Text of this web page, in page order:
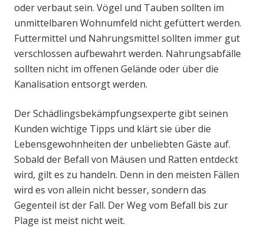
oder verbaut sein. Vögel und Tauben sollten im
unmittelbaren Wohnumfeld nicht gefüttert werden.
Futtermittel und Nahrungsmittel sollten immer gut
verschlossen aufbewahrt werden. Nahrungsabfälle
sollten nicht im offenen Gelände oder über die
Kanalisation entsorgt werden.
Der Schädlingsbekämpfungsexperte gibt seinen
Kunden wichtige Tipps und klärt sie über die
Lebensgewohnheiten der unbeliebten Gäste auf.
Sobald der Befall von Mäusen und Ratten entdeckt
wird, gilt es zu handeln. Denn in den meisten Fällen
wird es von allein nicht besser, sondern das
Gegenteil ist der Fall. Der Weg vom Befall bis zur
Plage ist meist nicht weit.